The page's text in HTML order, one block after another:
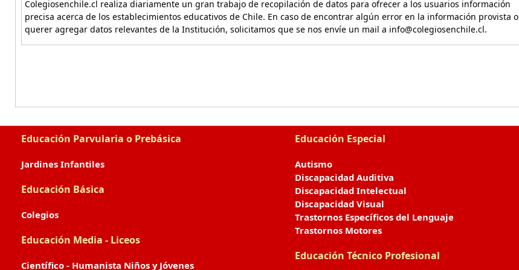
Colegiosenchile.cl realiza diariamente un gran trabajo de recopilación de datos para ofrecer a los usuarios información
precisa acerca de los establecimientos educativos de Chile. En caso de encontrar algún error en la información provista o
querer agregar datos relevantes de la Institución, solicitamos que se nos envíe un mail a info@colegiosenchile.cl.
Educación Parvularia o Prebásica
Jardines Infantiles
Educación Básica
Colegios
Educación Media - Liceos
Científico - Humanista Niños y Jóvenes
Educación Especial
Autismo
Discapacidad Auditiva
Discapacidad Intelectual
Discapacidad Visual
Trastornos Específicos del Lenguaje
Trastornos Motores
Educación Técnico Profesional